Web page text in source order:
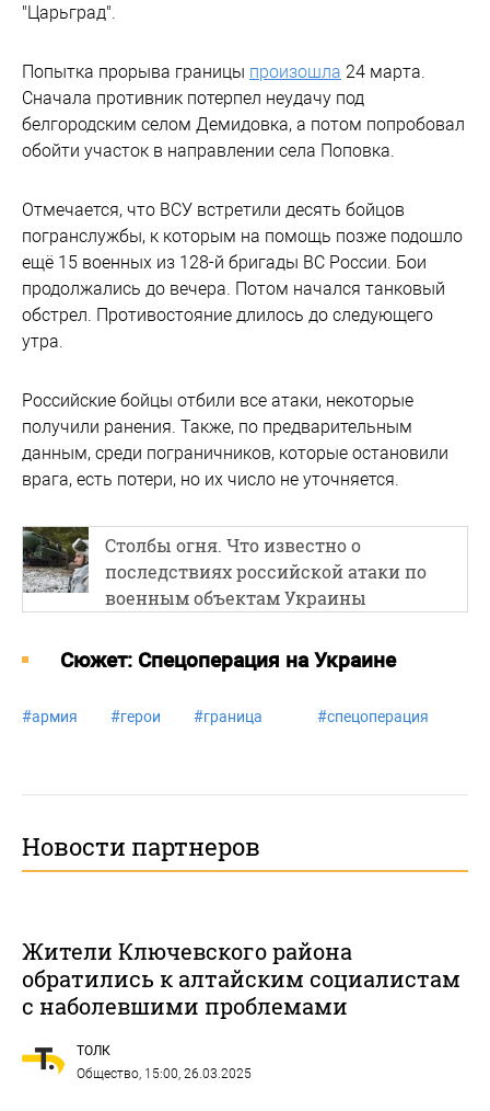
"Царьград".
Попытка прорыва границы произошла 24 марта.
Сначала противник потерпел неудачу под
белгородским селом Демидовка, а потом попробовал
обойти участок в направлении села Поповка.
Отмечается, что ВСУ встретили десять бойцов
погранслужбы, к которым на помощь позже подошло
ещё 15 военных из 128-й бригады ВС России. Бои
продолжались до вечера. Потом начался танковый
обстрел. Противостояние длилось до следующего
утра.
Российские бойцы отбили все атаки, некоторые
получили ранения. Также, по предварительным
данным, среди пограничников, которые остановили
врага, есть потери, но их число не уточняется.
Столбы огня. Что известно о
последствиях российской атаки по
военным объектам Украины
Cюжет: Спецоперация на Украине
#армия #герои #граница #спецоперация
Новости партнеров
Жители Ключевского района
обратились к алтайским социалистам
с наболевшими проблемами
ТОЛК
Общество, 15:00, 26.03.2025